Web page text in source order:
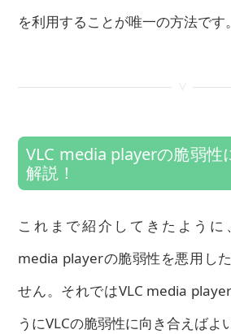
を利用することが唯一の方法です。
VLC media playerの脆弱性
解説！
これまで紹介してきたように
media playerの脆弱性を悪用し
せん。それではVLC media
うにVLCの脆弱性に向き合えばよ